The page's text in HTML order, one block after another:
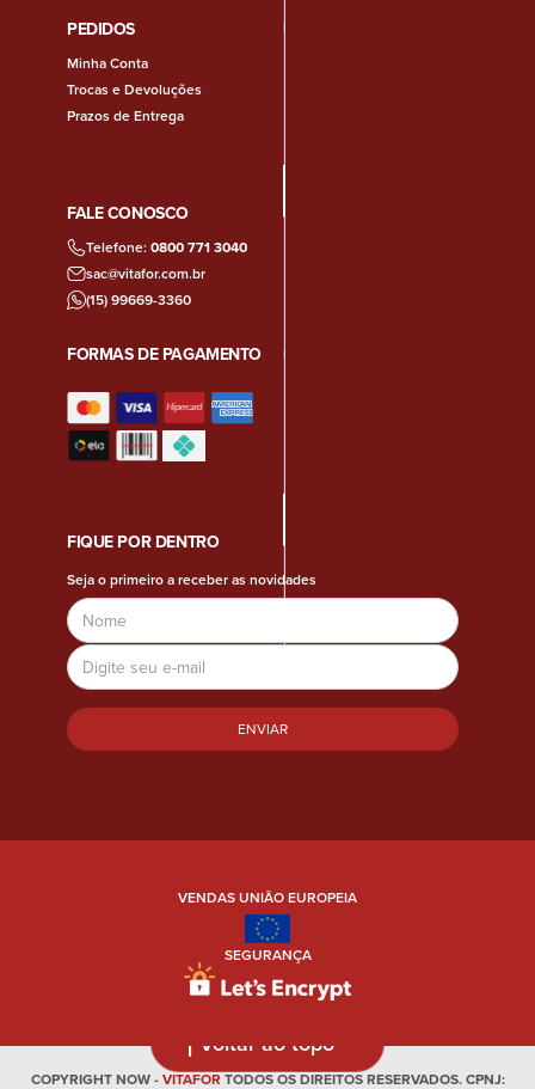
Voltar ao topo
PEDIDOS
Minha Conta
Trocas e Devoluções
Prazos de Entrega
FALE CONOSCO
Telefone:0800 771 3040
sac@vitafor.com.br
(15) 99669-3360
FORMAS DE PAGAMENTO
FIQUE POR DENTRO
Seja o primeiro a receber as novidades
Name
Email
Address
VENDAS UNIÃO EUROPEIA
SEGURANÇA
COPYRIGHT NOW -VITAFORTODOS OS DIREITOS RESERVADOS. CPNJ: